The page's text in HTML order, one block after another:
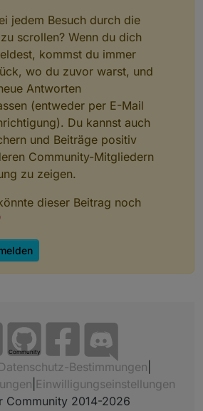
gespeichert.
ID's PrognoseSolcast_kWh_1
nicht mehr benötigt. Daten werden
Objekt ID
gespeichert.
jedem Besuch durch die
scrollen? Wenn du dich
kommst du immer
wo du zuvor warst, und
Antworten
(entweder per E-Mail
Du kannst auch
und Beiträge positiv
Community-Mitgliedern
zu zeigen.
dieser Beitrag noch
Community
Datenschutz-Bestimmungen
Einwilligungseinstellungen
Community 2014-2026